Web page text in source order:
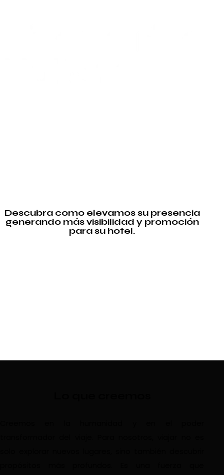
Descubra como elevamos su presencia
generando más visibilidad y promoción
para su hotel.